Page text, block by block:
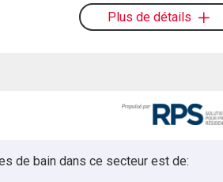
Plus de détails
de bain dans ce secteur est de: